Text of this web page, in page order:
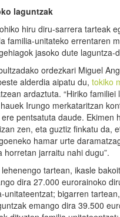
laguntzak
hiru diru-sarrera tarteak
familia-unitateko errentaren
jasoko dute laguntza-
ordezkari Miguel
alderdia aipatu du, tokiko
ardaztuta. “Hiriko familiei
Irungo merkataritzan
pentsatuta daude. Ekimen
zen, eta guztiz finkatu da,
hamar urte
horretan jarraitu nahi dugu”.
tartean, ikasle
dira 27.000 eurorainoko
unitateentzat; bigarren
emango dira 39.500